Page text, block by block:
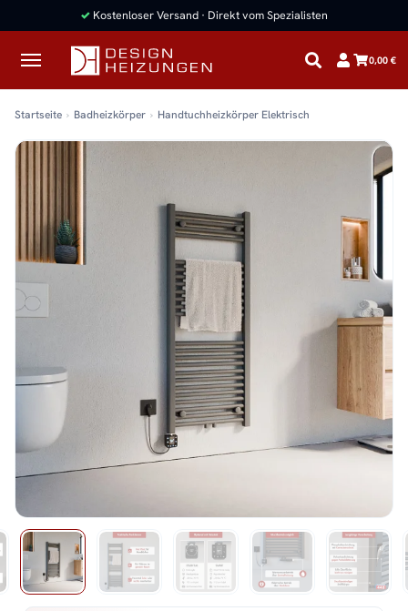
✓ Kostenloser Versand · Direkt vom Spezialisten
0,00 €
Startseite Badheizkörper Handtuchheizkörper Elektrisch